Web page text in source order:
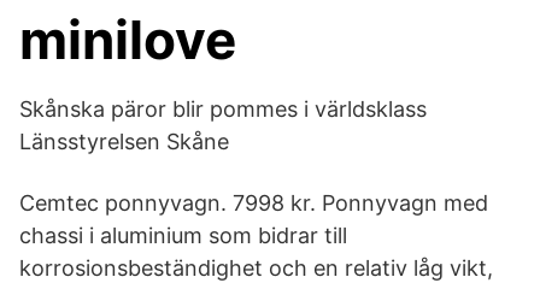
minilove
Skånska päror blir pommes i världsklass
Länsstyrelsen Skåne
Cemtec ponnyvagn. 7998 kr. Ponnyvagn med
chassi i aluminium som bidrar till
korrosionsbeständighet och en relativ låg vikt,